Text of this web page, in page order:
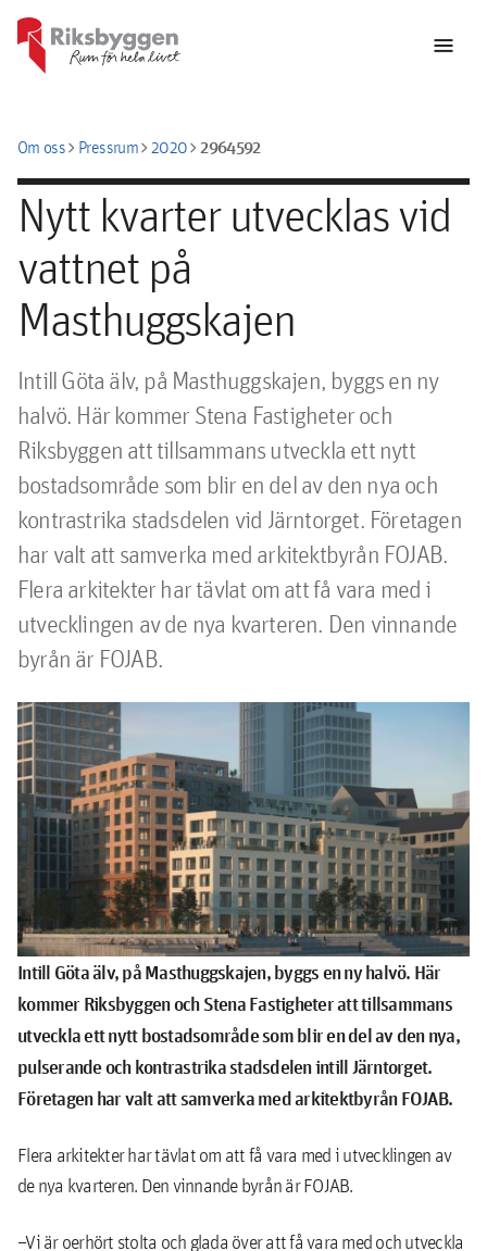
menu
Om osschevron_rightPressrumchevron_right2020chevron_right2964592
Nytt kvarter utvecklas vid
vattnet på
Masthuggskajen
Intill Göta älv, på Masthuggskajen, byggs en ny
halvö. Här kommer Stena Fastigheter och
Riksbyggen att tillsammans utveckla ett nytt
bostadsområde som blir en del av den nya och
kontrastrika stadsdelen vid Järntorget. Företagen
har valt att samverka med arkitektbyrån FOJAB.
Flera arkitekter har tävlat om att få vara med i
utvecklingen av de nya kvarteren. Den vinnande
byrån är FOJAB.
Intill Göta älv, på Masthuggskajen, byggs en ny halvö. Här
kommer Riksbyggen ochStena Fastigheter att tillsammans
utveckla ett nytt bostadsområde som blir en del av den nya,
pulserande och kontrastrika stadsdelen intill Järntorget.
Företagen har valt att samverka med arkitektbyrån FOJAB.
Flera arkitekter har tävlat om att få vara med i utvecklingen av
de nya kvarteren. Den vinnande byrån är FOJAB.
–Vi är oerhört stolta och glada över att få vara med och utveckla